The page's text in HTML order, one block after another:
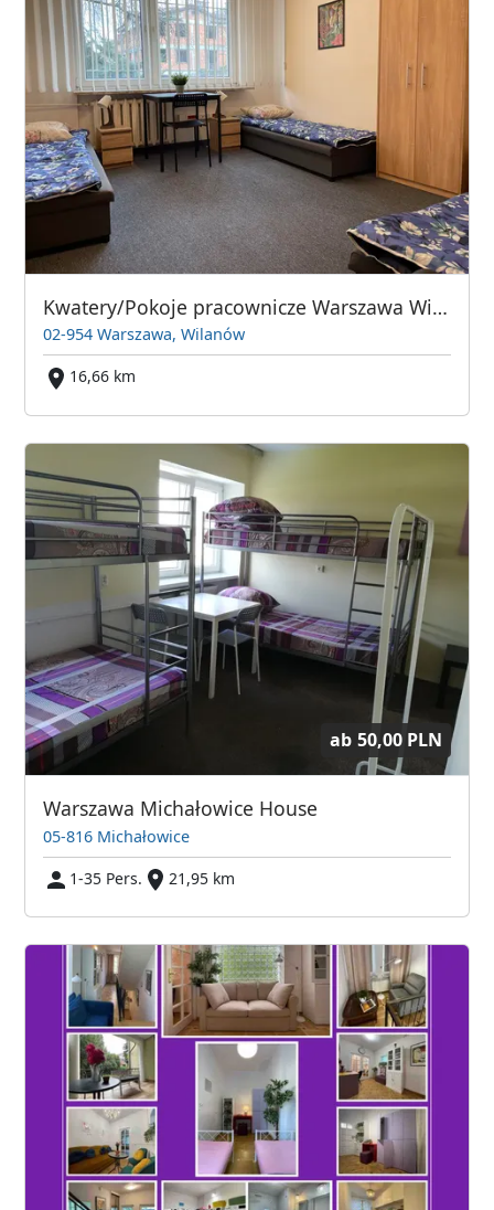
Kwatery/Pokoje pracownicze Warszawa Wilanów/Sadyba/Siekierki
02-954 Warszawa, Wilanów
16,66 km
ab 50,00 PLN
Warszawa Michałowice House
05-816 Michałowice
1-35 Pers.
21,95 km